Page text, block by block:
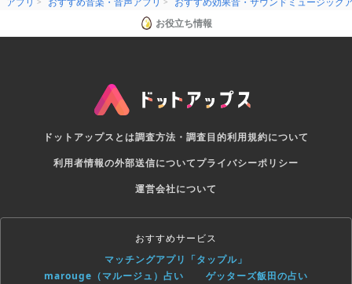
お役立ち情報
ドットアップスとは調査方法・調査目的利用規約について
利用者情報の外部送信についてプライバシーポリシー
運営会社について
おすすめサービス
マッチングアプリ「タップル」
marouge（マルージュ）占い
ゲッターズ飯田の占い